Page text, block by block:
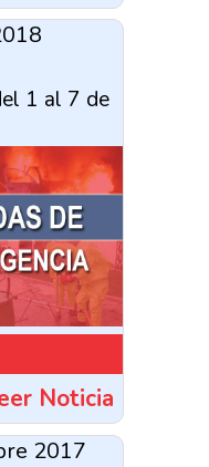
1 al 7 de
Noticia
2017